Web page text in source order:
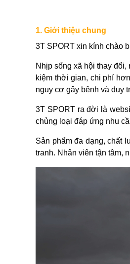
1. Giới thiệu chung
3T SPORT xin kính chào
Nhịp sống xã hội thay
kiệm thời gian, chi phí
nguy cơ gây bệnh và duy
3T SPORT ra đời là
chủng loại đáp ứng nhu
Sản phẩm đa dạng, chất
tranh. Nhân viên tận tâm,